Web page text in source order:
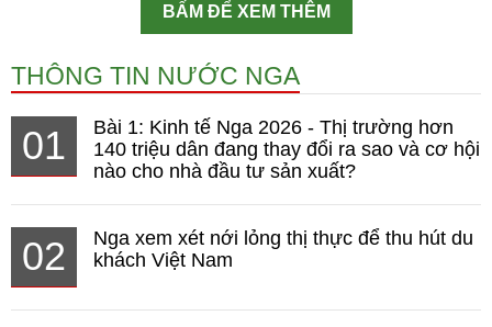
BẤM ĐỂ XEM THÊM
THÔNG TIN NƯỚC NGA
01
Bài 1: Kinh tế Nga 2026 - Thị trường hơn
140 triệu dân đang thay đổi ra sao và cơ hội
nào cho nhà đầu tư sản xuất?
02
Nga xem xét nới lỏng thị thực để thu hút du
khách Việt Nam